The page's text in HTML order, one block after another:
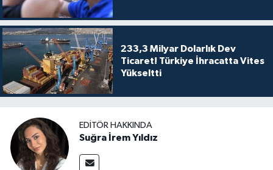
233,3 Milyar Dolarlık Dev
Ticaret! Türkiye İhracatta Vites
Yükseltti
EDITÖR HAKKINDA
Suğra İrem Yıldız